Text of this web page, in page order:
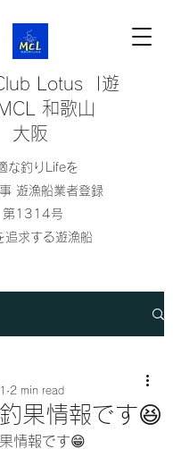
Lotus |遊
和歌山
大阪
な釣りLifeを
遊漁船業者登録
第1314号
追求する遊漁船
果情報です😆
2 min read
情報です😁